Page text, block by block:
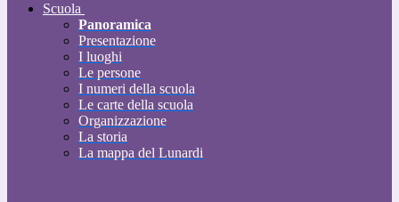
Scuola
Panoramica
Presentazione
I luoghi
Le persone
I numeri della scuola
Le carte della scuola
Organizzazione
La storia
La mappa del Lunardi